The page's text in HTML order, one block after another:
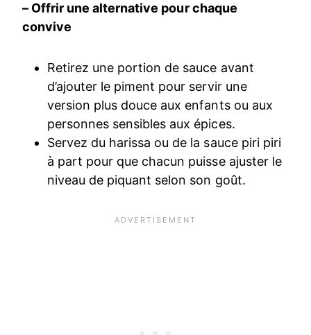
– Offrir une alternative pour chaque
convive
Retirez une portion de sauce avant
d’ajouter le piment pour servir une
version plus douce aux enfants ou aux
personnes sensibles aux épices.
Servez du harissa ou de la sauce piri piri
à part pour que chacun puisse ajuster le
niveau de piquant selon son goût.